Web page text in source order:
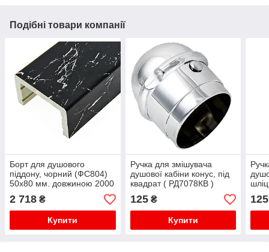
Подібні товари компанії
Борт для душового
піддону, чорний (ФС804)
50х80 мм. довжиною 2000
2 718 ₴
Купити
Ручка для змішувача
душової кабіни конус, під
квадрат ( РД7078КВ )
125₴
Купити
125